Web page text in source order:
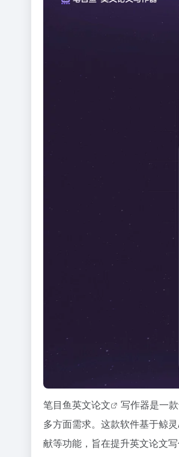
笔目鱼英文论文
写作器是一
多方面需求。这款软件基于鲸
献等功能，旨在提升英文论文